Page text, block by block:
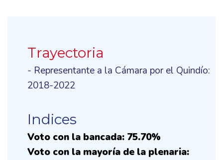
Trayectoria
- Representante a la Cámara por el Quindío:
2018-2022
Indices
Voto con la bancada: 75.70%
Voto con la mayoría de la plenaria: